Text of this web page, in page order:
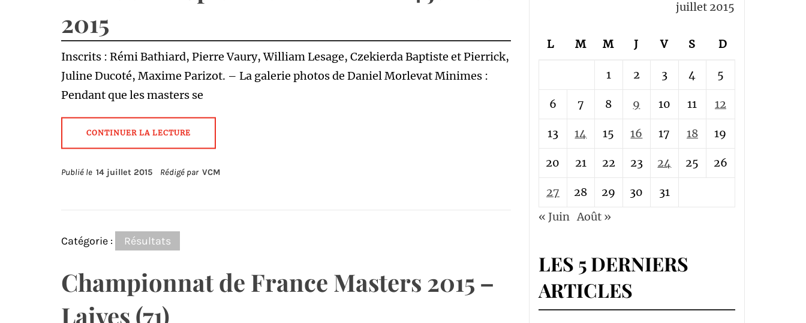
2015
Inscrits : Rémi Bathiard, Pierre Vaury, William Lesage, Czekierda Baptiste et Pierrick,
Juline Ducoté, Maxime Parizot. – La galerie photos de Daniel Morlevat Minimes :
Pendant que les masters se
CONTINUER LA LECTURE
Publié le 14 juillet 2015 Rédigé par VCM
Catégorie : Résultats
Championnat de France Masters 2015 –
Laives (71)
juillet 2015
L M M J V S D
1 2 3 4 5
6 7 8 9 10 11 12
13 14 15 16 17 18 19
20 21 22 23 24 25 26
27 28 29 30
31
« Juin Août »
LES 5 DERNIERS
ARTICLES